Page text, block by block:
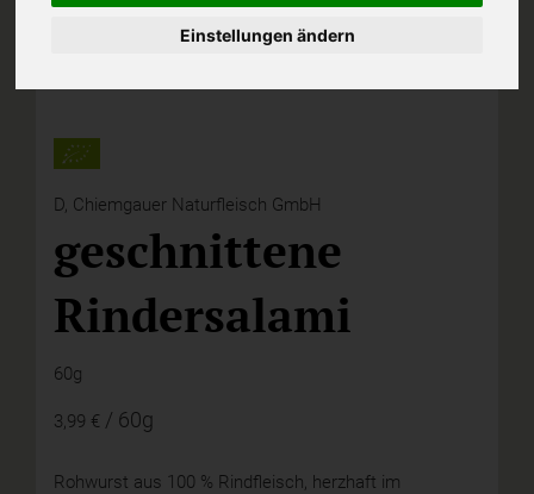
Einstellungen ändern
D, Chiemgauer Naturfleisch GmbH
geschnittene
Rindersalami
60g
3,99 € / 60g
Rohwurst aus 100 % Rindfleisch, herzhaft im